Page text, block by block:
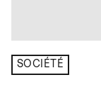
SOCIÉTÉ